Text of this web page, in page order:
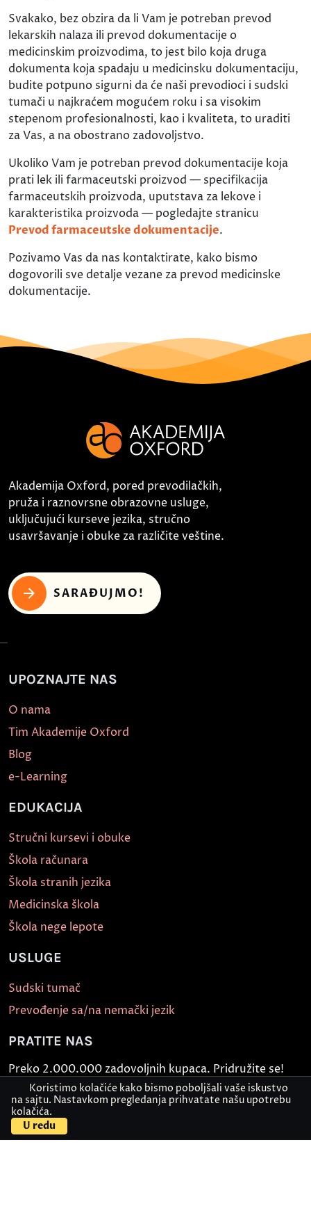
Svakako, bez obzira da li Vam je potreban prevod
lekarskih nalaza ili prevod dokumentacije o
medicinskim proizvodima, to jest bilo koja druga
dokumenta koja spadaju u medicinsku dokumentaciju,
budite potpuno sigurni da će naši prevodioci i sudski
tumači u najkraćem mogućem roku i sa visokim
stepenom profesionalnosti, kao i kvaliteta, to uraditi
za Vas, a na obostrano zadovoljstvo.
Ukoliko Vam je potreban prevod dokumentacije koja
prati lek ili farmaceutski proizvod — specifikacija
farmaceutskih proizvoda, uputstava za lekove i
karakteristika proizvoda — pogledajte stranicu
Prevod farmaceutske dokumentacije.
Pozivamo Vas da nas kontaktirate, kako bismo
dogovorili sve detalje vezane za prevod medicinske
dokumentacije.
Akademija Oxford, pored prevodilačkih,
pruža i raznovrsne obrazovne usluge,
uključujući kurseve jezika, stručno
usavršavanje i obuke za različite veštine.
SARAĐUJMO!
UPOZNAJTE NAS
O nama
Tim Akademije Oxford
Blog
e-Learning
EDUKACIJA
Stručni kursevi i obuke
Škola računara
Škola stranih jezika
Medicinska škola
Škola nege lepote
USLUGE
Sudski tumač
Prevođenje sa/na nemački jezik
PRATITE NAS
Preko 2.000.000 zadovoljnih kupaca. Pridružite se!
Koristimo kolačiće kako bismo poboljšali vaše iskustvo
na sajtu. Nastavkom pregledanja prihvatate našu upotrebu
kolačića.
U redu